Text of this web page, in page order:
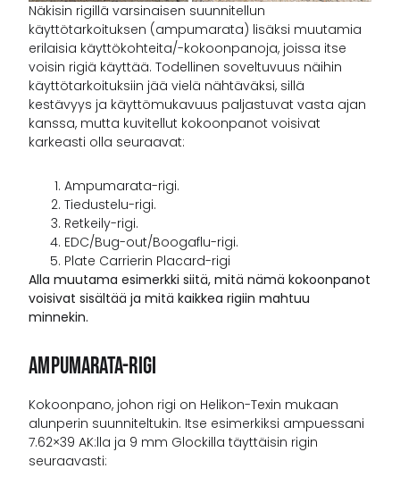
Näkisin rigillä varsinaisen suunnitellun
käyttötarkoituksen (ampumarata) lisäksi muutamia
erilaisia käyttökohteita/-kokoonpanoja, joissa itse
voisin rigiä käyttää. Todellinen soveltuvuus näihin
käyttötarkoituksiin jää vielä nähtäväksi, sillä
kestävyys ja käyttömukavuus paljastuvat vasta ajan
kanssa, mutta kuvitellut kokoonpanot voisivat
karkeasti olla seuraavat:
Ampumarata-rigi.
Tiedustelu-rigi.
Retkeily-rigi.
EDC/Bug-out/Boogaflu-rigi.
Plate Carrierin Placard-rigi
Alla muutama esimerkki siitä, mitä nämä kokoonpanot
voisivat sisältää ja mitä kaikkea rigiin mahtuu
minnekin.
Ampumarata-Rigi
Kokoonpano, johon rigi on Helikon-Texin mukaan
alunperin suunniteltukin. Itse esimerkiksi ampuessani
7.62×39 AK:lla ja 9 mm Glockilla täyttäisin rigin
seuraavasti: